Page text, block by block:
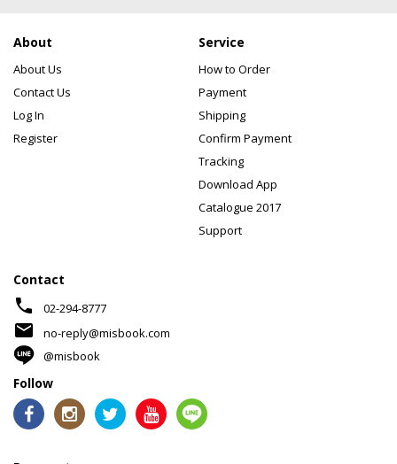
About
About Us
Contact Us
Log In
Register
Service
How to Order
Payment
Shipping
Confirm Payment
Tracking
Download App
Catalogue 2017
Support
Contact
phone 02-294-8777
mail
no-reply@misbook.com
@misbook
Follow